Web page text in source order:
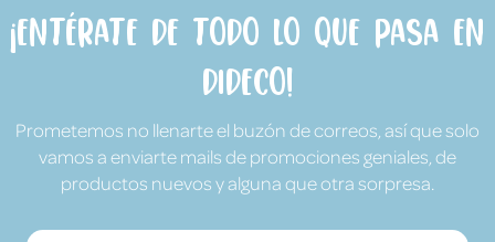
¡Entérate de todo lo que pasa en
Dideco!
Prometemos no llenarte el buzón de correos, así que solo
vamos a enviarte mails de promociones geniales, de
productos nuevos y alguna que otra sorpresa.